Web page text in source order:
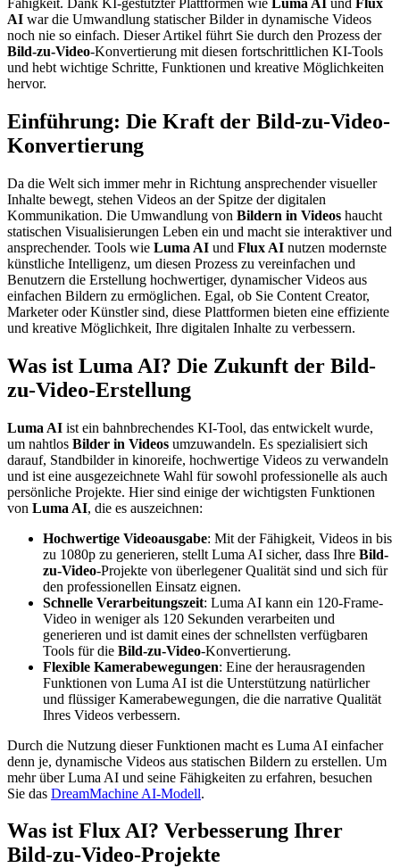
Fähigkeit. Dank KI-gestützter Plattformen wie Luma AI und Flux
AI war die Umwandlung statischer Bilder in dynamische Videos
noch nie so einfach. Dieser Artikel führt Sie durch den Prozess der
Bild-zu-Video-Konvertierung mit diesen fortschrittlichen KI-Tools
und hebt wichtige Schritte, Funktionen und kreative Möglichkeiten
hervor.
Einführung: Die Kraft der Bild-zu-Video-
Konvertierung
Da die Welt sich immer mehr in Richtung ansprechender visueller
Inhalte bewegt, stehen Videos an der Spitze der digitalen
Kommunikation. Die Umwandlung von Bildern in Videos haucht
statischen Visualisierungen Leben ein und macht sie interaktiver und
ansprechender. Tools wie Luma AI und Flux AI nutzen modernste
künstliche Intelligenz, um diesen Prozess zu vereinfachen und
Benutzern die Erstellung hochwertiger, dynamischer Videos aus
einfachen Bildern zu ermöglichen. Egal, ob Sie Content Creator,
Marketer oder Künstler sind, diese Plattformen bieten eine effiziente
und kreative Möglichkeit, Ihre digitalen Inhalte zu verbessern.
Was ist Luma AI? Die Zukunft der Bild-
zu-Video-Erstellung
Luma AI ist ein bahnbrechendes KI-Tool, das entwickelt wurde,
um nahtlos Bilder in Videos umzuwandeln. Es spezialisiert sich
darauf, Standbilder in kinoreife, hochwertige Videos zu verwandeln
und ist eine ausgezeichnete Wahl für sowohl professionelle als auch
persönliche Projekte. Hier sind einige der wichtigsten Funktionen
von Luma AI, die es auszeichnen:
Hochwertige Videoausgabe: Mit der Fähigkeit, Videos in bis
zu 1080p zu generieren, stellt Luma AI sicher, dass Ihre Bild-
zu-Video-Projekte von überlegener Qualität sind und sich für
den professionellen Einsatz eignen.
Schnelle Verarbeitungszeit: Luma AI kann ein 120-Frame-
Video in weniger als 120 Sekunden verarbeiten und
generieren und ist damit eines der schnellsten verfügbaren
Tools für die Bild-zu-Video-Konvertierung.
Flexible Kamerabewegungen: Eine der herausragenden
Funktionen von Luma AI ist die Unterstützung natürlicher
und flüssiger Kamerabewegungen, die die narrative Qualität
Ihres Videos verbessern.
Durch die Nutzung dieser Funktionen macht es Luma AI einfacher
denn je, dynamische Videos aus statischen Bildern zu erstellen. Um
mehr über Luma AI und seine Fähigkeiten zu erfahren, besuchen
Sie das DreamMachine AI-Modell.
Was ist Flux AI? Verbesserung Ihrer
Bild-zu-Video-Projekte